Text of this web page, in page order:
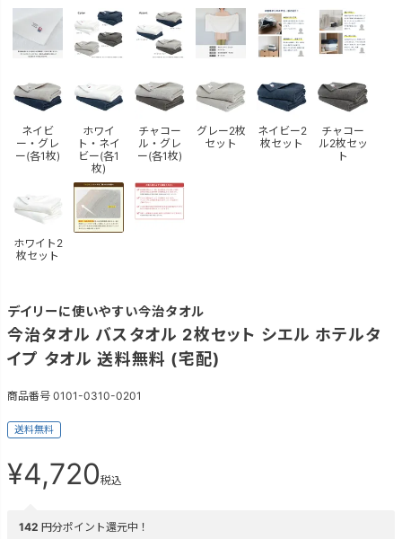
ネイビ
ー・グレ
ー(各1枚)
ホワイ
ト・ネイ
ビー(各1
枚)
チャコー
ル・グレ
ー(各1枚)
グレー2枚
セット
ネイビー2
枚セット
チャコー
ル2枚セッ
ト
ホワイト2
枚セット
デイリーに使いやすい今治タオル
今治タオル バスタオル 2枚セット シエル ホテルタ
イプ タオル 送料無料 (宅配)
商品番号 0101-0310-0201
送料無料
¥4,720税込
142 円分ポイント還元中！